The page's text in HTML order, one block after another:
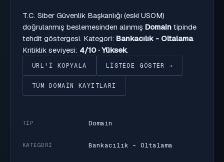
T.C. Siber Güvenlik Başkanlığı (eski USOM)
doğrulanmış beslemesinden alınmış Domain tipinde
tehdit göstergesi. Kategori: Bankacılık - Oltalama.
Kritiklik seviyesi: 4/10 · Yüksek.
URL'I KOPYALA LISTEDE GÖSTER →
TÜM DOMAIN KAYITLARI
TIP Domain
KATEGORI Bankacılık - Oltalama